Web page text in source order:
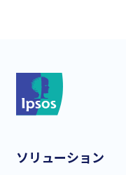
*
ソリューション